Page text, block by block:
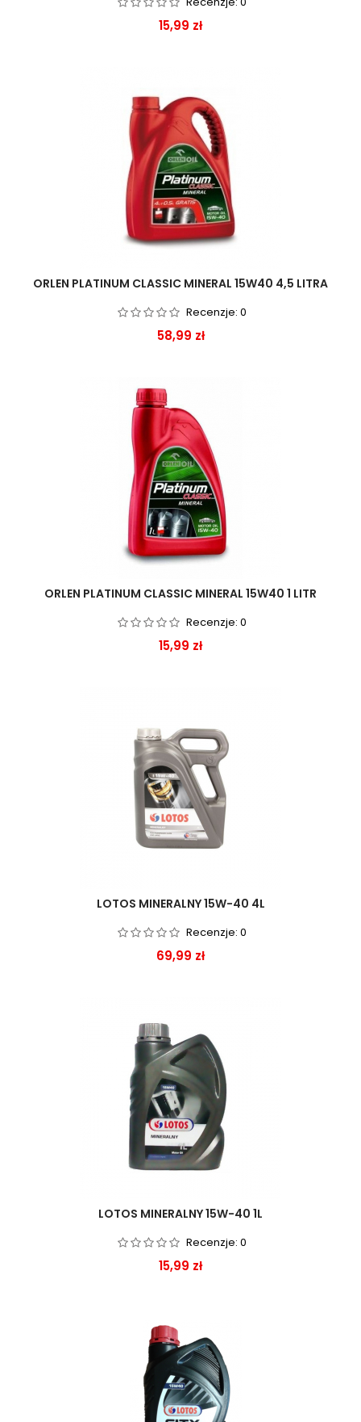
Cena
15,99 zł
ORLEN PLATINUM CLASSIC MINERAL 15W40 4,5 LITRA
Recenzje: 0
Cena
58,99 zł
ORLEN PLATINUM CLASSIC MINERAL 15W40 1 LITR
Recenzje: 0
Cena
15,99 zł
LOTOS MINERALNY 15W-40 4L
Recenzje: 0
Cena
69,99 zł
LOTOS MINERALNY 15W-40 1L
Recenzje: 0
Cena
15,99 zł